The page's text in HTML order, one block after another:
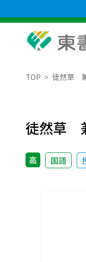
TOP 徒然草
徒然草
高 国語